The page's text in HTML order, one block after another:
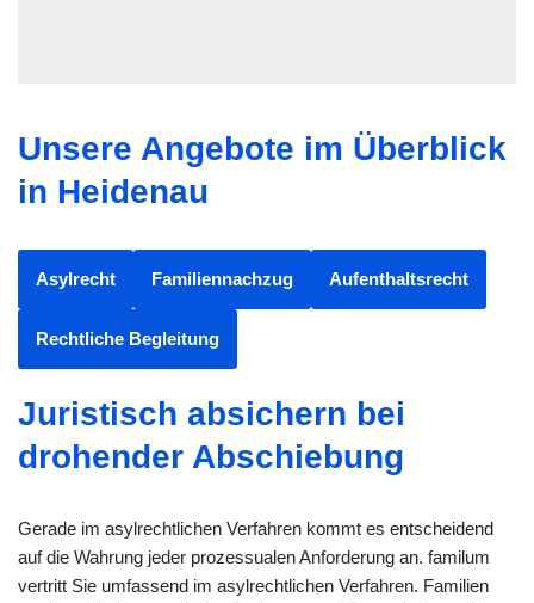
Unsere Angebote im Überblick
in Heidenau
Asylrecht Familiennachzug Aufenthaltsrecht
Rechtliche Begleitung
Juristisch absichern bei
drohender Abschiebung
Gerade im asylrechtlichen Verfahren kommt es entscheidend
auf die Wahrung jeder prozessualen Anforderung an. familum
vertritt Sie umfassend im asylrechtlichen Verfahren. Familien